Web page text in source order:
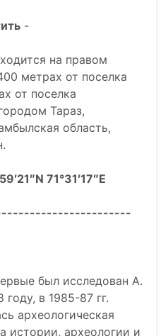
-
на правом
метрах от поселка
от поселка
Тараз,
область,
71°31′17″E
был исследован А.
в 1985-87 гг.
археологическая
истории, археологии и